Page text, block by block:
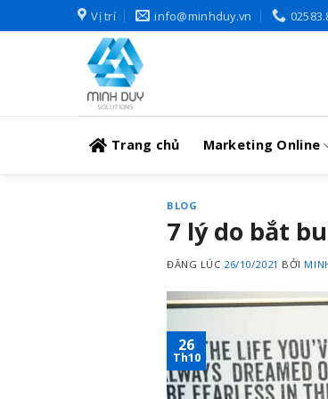
to
Vị trí info@minhduy.vn
Trang chủ Marketing Online
BLOG
7 lý do bắt
ĐĂNG LÚC 26/10/2021 BỞI
26
Th10